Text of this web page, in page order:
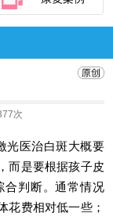
次
光医治白斑大概要
而是要根据孩子皮
合判断。通常情况
花费相对低一些；